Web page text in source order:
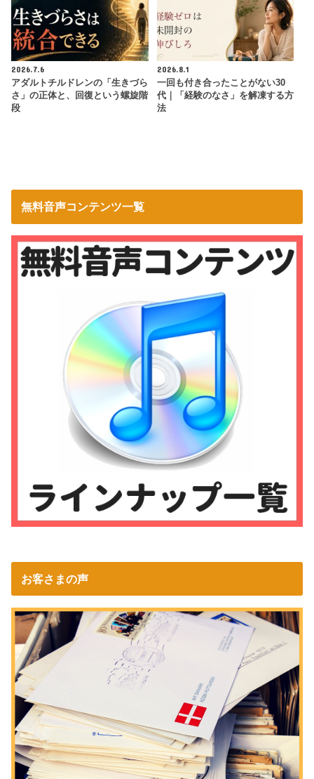
2026.7.6
アダルトチルドレンの「生きづら
さ」の正体と、回復という螺旋階
段
2026.8.1
一回も付き合ったことがない30
代｜「経験のなさ」を解凍する方
法
無料音声コンテンツ一覧
お客さまの声